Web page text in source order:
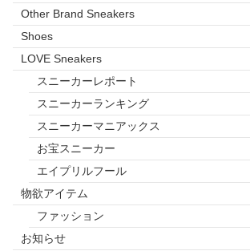
Other Brand Sneakers
Shoes
LOVE Sneakers
スニーカーレポート
スニーカーランキング
スニーカーマニアックス
お宝スニーカー
エイプリルフール
物欲アイテム
ファッション
お知らせ